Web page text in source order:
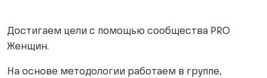
Достигаем цели с помощью сообщества PRO
Женщин.
На основе методологии работаем в группе,